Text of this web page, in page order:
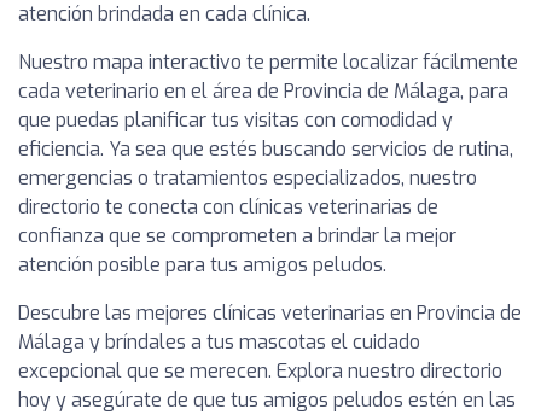
atención brindada en cada clínica.
Nuestro mapa interactivo te permite localizar fácilmente
cada veterinario en el área de Provincia de Málaga, para
que puedas planificar tus visitas con comodidad y
eficiencia. Ya sea que estés buscando servicios de rutina,
emergencias o tratamientos especializados, nuestro
directorio te conecta con clínicas veterinarias de
confianza que se comprometen a brindar la mejor
atención posible para tus amigos peludos.
Descubre las mejores clínicas veterinarias en Provincia de
Málaga y bríndales a tus mascotas el cuidado
excepcional que se merecen. Explora nuestro directorio
hoy y asegúrate de que tus amigos peludos estén en las